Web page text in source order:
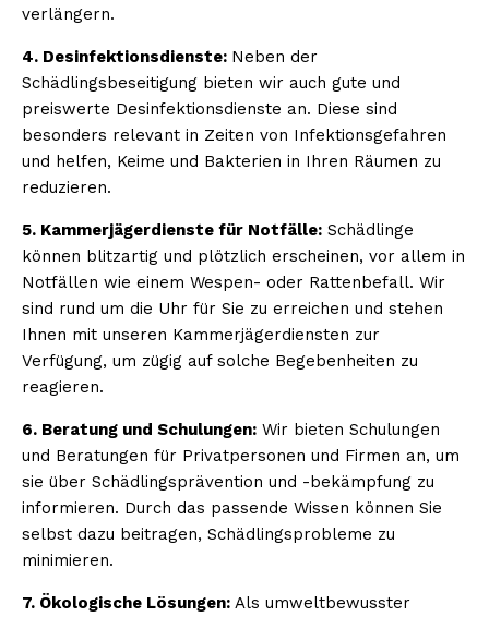
verlängern.
4. Desinfektionsdienste: Neben der
Schädlingsbeseitigung bieten wir auch gute und
preiswerte Desinfektionsdienste an. Diese sind
besonders relevant in Zeiten von Infektionsgefahren
und helfen, Keime und Bakterien in Ihren Räumen zu
reduzieren.
5. Kammerjägerdienste für Notfälle: Schädlinge
können blitzartig und plötzlich erscheinen, vor allem in
Notfällen wie einem Wespen- oder Rattenbefall. Wir
sind rund um die Uhr für Sie zu erreichen und stehen
Ihnen mit unseren Kammerjägerdiensten zur
Verfügung, um zügig auf solche Begebenheiten zu
reagieren.
6. Beratung und Schulungen: Wir bieten Schulungen
und Beratungen für Privatpersonen und Firmen an, um
sie über Schädlingsprävention und -bekämpfung zu
informieren. Durch das passende Wissen können Sie
selbst dazu beitragen, Schädlingsprobleme zu
minimieren.
7. Ökologische Lösungen: Als umweltbewusster